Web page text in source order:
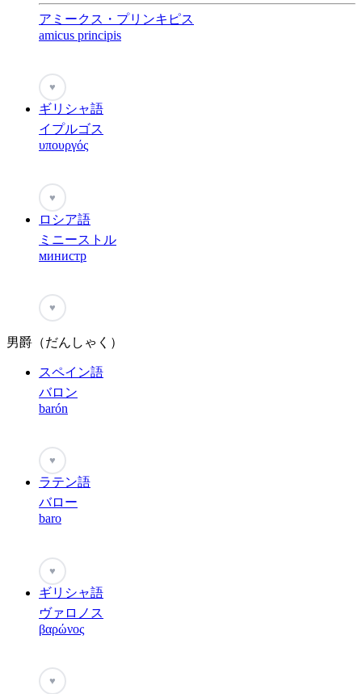
アミークス・プリンキピス
amicus principis
♥
ギリシャ語
イプルゴス
υπουργός
♥
ロシア語
ミニーストル
министр
♥
男爵（だんしゃく）
スペイン語
バロン
barón
♥
ラテン語
バロー
baro
♥
ギリシャ語
ヴァロノス
βαρώνος
♥